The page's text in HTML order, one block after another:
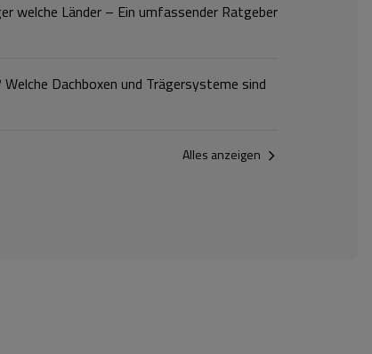
welche Länder – Ein umfassender Ratgeber
Dachboxen und Trägersysteme sind
Alles anzeigen